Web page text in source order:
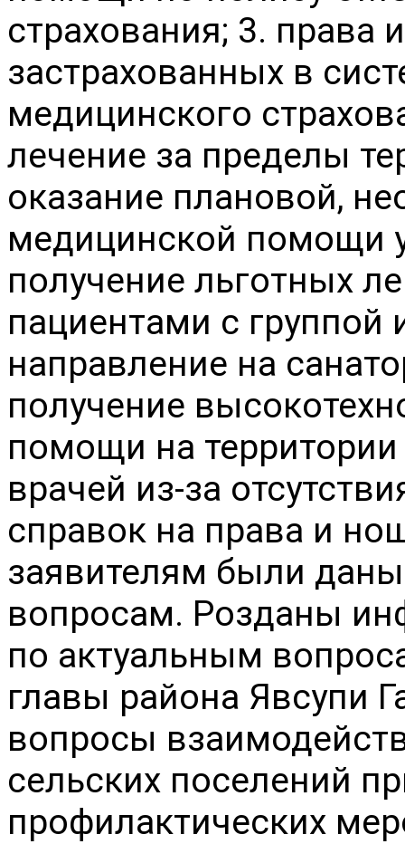
страхования; 3. права
застрахованных в
медицинского
лечение за пределы
оказание плановой,
медицинской помощи
получение льготных
пациентами с группой
направление на
получение
помощи на территории
врачей из-за
справок на права и
заявителям были
вопросам. Розданы
по актуальным
главы района Явсупи
вопросы
сельских поселений
профилактических